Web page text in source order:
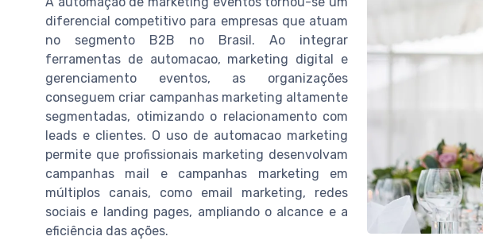
diferencial competitivo para empresas que atuam
no segmento B2B no Brasil. Ao integrar
ferramentas de automacao, marketing digital e
gerenciamento eventos, as organizações
conseguem criar campanhas marketing altamente
segmentadas, otimizando o relacionamento com
leads e clientes. O uso de automacao marketing
permite que profissionais marketing desenvolvam
campanhas mail e campanhas marketing em
múltiplos canais, como email marketing, redes
sociais e landing pages, ampliando o alcance e a
eficiência das ações.